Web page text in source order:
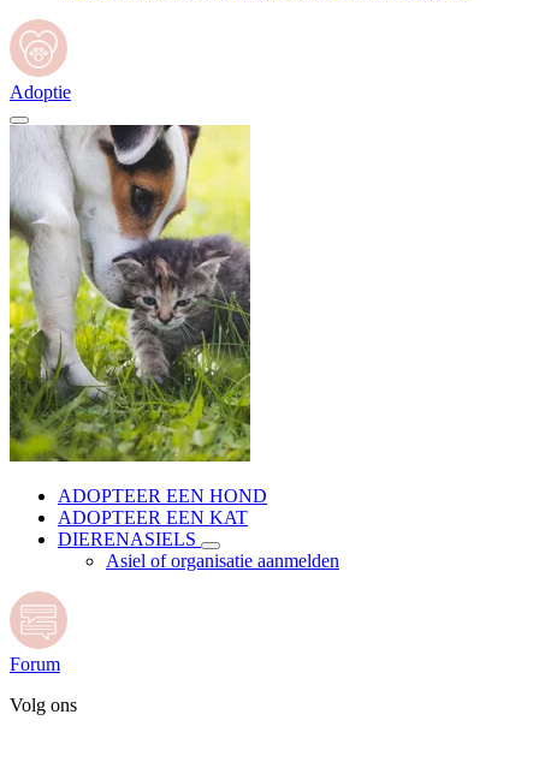
Adoptie
ADOPTEER EEN HOND
ADOPTEER EEN KAT
DIERENASIELS
Asiel of organisatie aanmelden
Forum
Volg ons